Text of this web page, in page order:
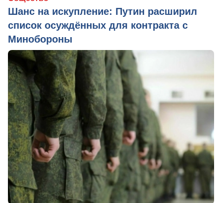
Шанс на искупление: Путин расширил
список осуждённых для контракта с
Минобороны